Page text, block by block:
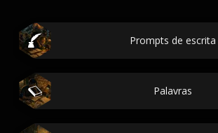
Prompts de escrita
Palavras